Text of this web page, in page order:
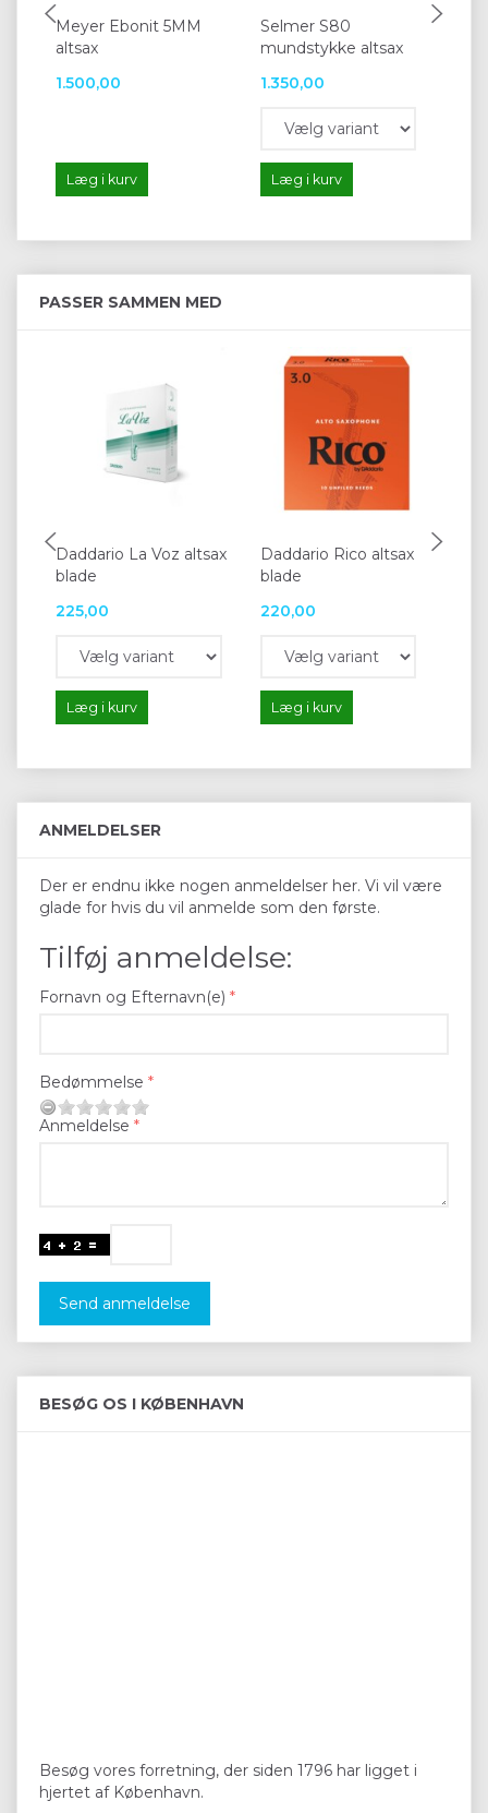
Meyer Ebonit 5MM
altsax
1.500,00
Læg i kurv
Selmer S80
mundstykke altsax
1.350,00
Læg i kurv
PASSER SAMMEN MED
Daddario La Voz altsax
blade
225,00
Læg i kurv
Daddario Rico altsax
blade
220,00
Læg i kurv
ANMELDELSER
Der er endnu ikke nogen anmeldelser her. Vi vil være
glade for hvis du vil anmelde som den første.
Tilføj anmeldelse:
Fornavn og Efternavn(e)
Bedømmelse
Anmeldelse
Send anmeldelse
BESØG OS I KØBENHAVN
Besøg vores forretning, der siden 1796 har ligget i
hjertet af København.